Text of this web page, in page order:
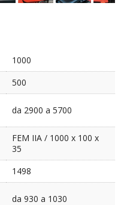
1000
500
da 2900 a 5700
FEM IIA / 1000 x 100 x
35
1498
da 930 a 1030